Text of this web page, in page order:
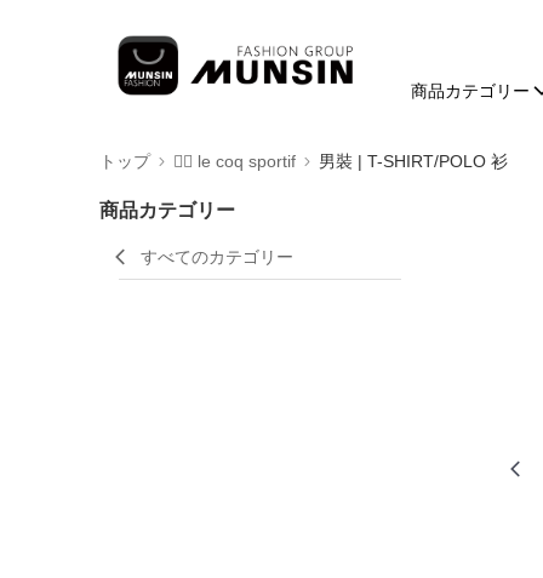
商品カテゴリー
トップ 🚴‍♂️ le coq sportif 男裝 | T-SHIRT/POLO 衫
商品カテゴリー
すべてのカテゴリー